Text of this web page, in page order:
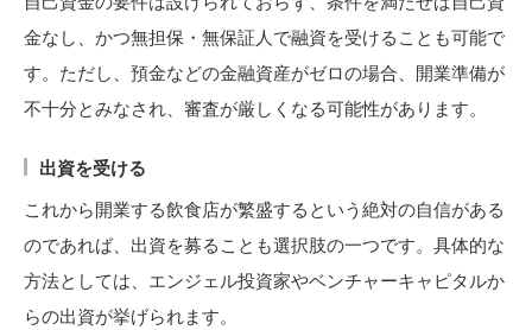
金なし、かつ無担保・無保証人で融資を受けることも可能で
す。ただし、預金などの金融資産がゼロの場合、開業準備が
不十分とみなされ、審査が厳しくなる可能性があります。
出資を受ける
これから開業する飲食店が繁盛するという絶対の自信がある
のであれば、出資を募ることも選択肢の一つです。具体的な
方法としては、エンジェル投資家やベンチャーキャピタルか
らの出資が挙げられます。